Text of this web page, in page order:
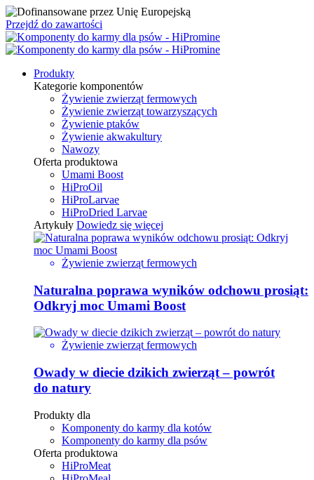
Przejdź do zawartości
Produkty
Kategorie komponentów
Żywienie zwierząt fermowych
Żywienie zwierząt towarzyszących
Żywienie ptaków
Żywienie akwakultury
Nawozy
Oferta produktowa
Umami Boost
HiProOil
HiProLarvae
HiProDried Larvae
Artykuły Dowiedz się więcej
Żywienie zwierząt fermowych
Naturalna poprawa wyników odchowu prosiąt:
Odkryj moc Umami Boost
Żywienie zwierząt fermowych
Owady w diecie dzikich zwierząt – powrót
do natury
Produkty dla
Komponenty do karmy dla kotów
Komponenty do karmy dla psów
Oferta produktowa
HiProMeat